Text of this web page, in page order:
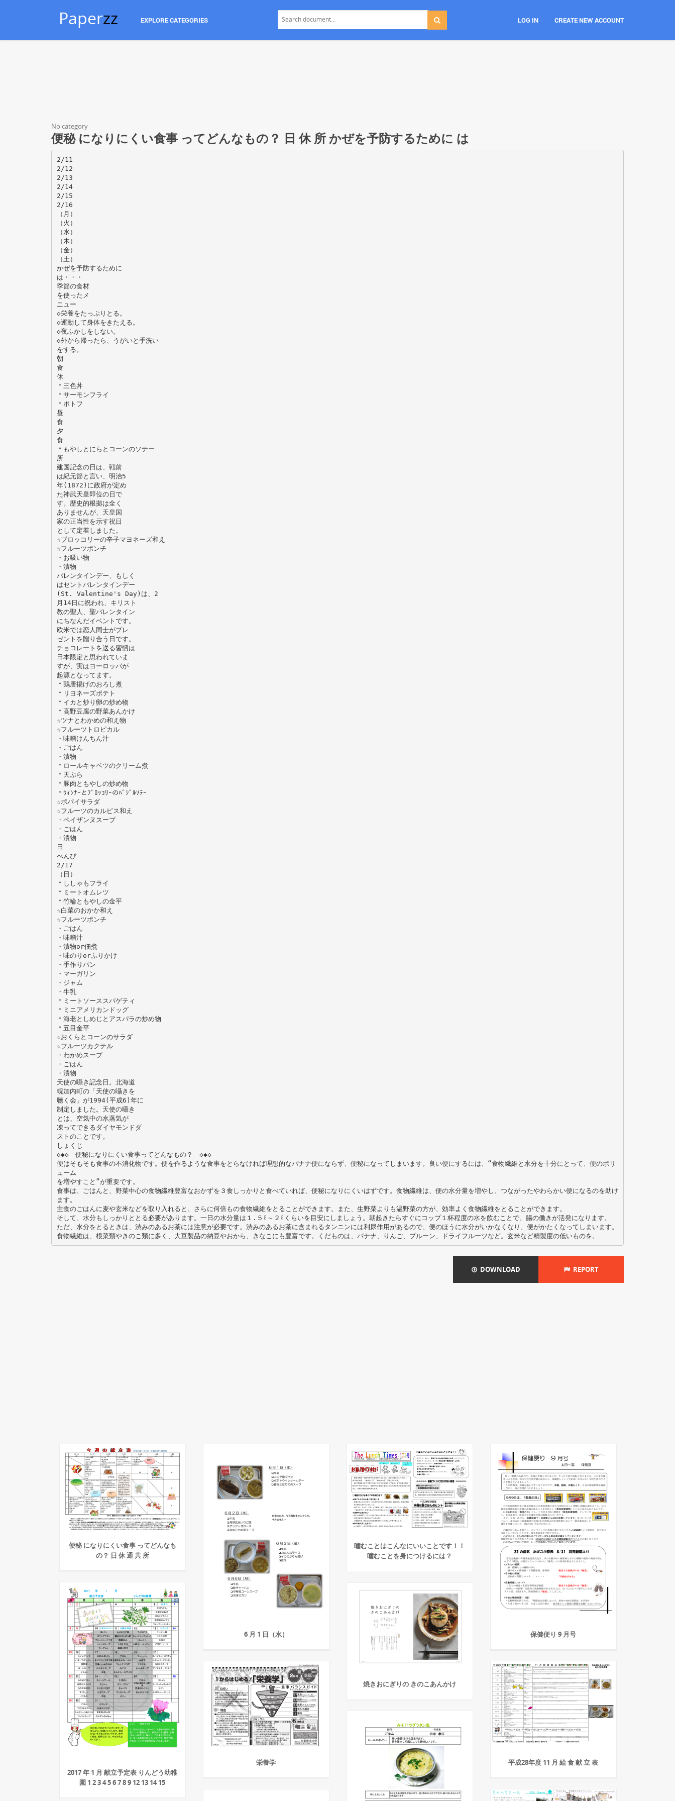
Paperzz EXPLORE CATEGORIES LOG IN CREATE NEW ACCOUNT
No category
便秘 になりにくい食事 ってどんなもの？ 日 休 所 かぜを予防するために は
2/11
2/12
2/13
2/14
2/15
2/16
（月）
（火）
（水）
（木）
（金）
（土）
かぜを予防するために
は・・・
季節の食材
を使ったメ
ニュー
◇栄養をたっぷりとる。
◇運動して身体をきたえる。
◇夜ふかしをしない。
◇外から帰ったら、うがいと手洗い
をする。
朝
食
休
＊三色丼
＊サーモンフライ
＊ポトフ
昼
食
夕
食
＊もやしとにらとコーンのソテー
所
建国記念の日は、戦前
は紀元節と言い、明治5
年(1872)に政府が定め
た神武天皇即位の日で
す。歴史的根拠は全く
ありませんが、天皇国
家の正当性を示す祝日
として定着しました。
☆ブロッコリーの辛子マヨネーズ和え
☆フルーツポンチ
・お吸い物
・漬物
バレンタインデー、もしく
はセントバレンタインデー
(St. Valentine's Day)は、2
月14日に祝われ、キリスト
教の聖人、聖バレンタイン
にちなんだイベントです。
欧米では恋人同士がプレ
ゼントを贈り合う日です。
チョコレートを送る習慣は
日本限定と思われていま
すが、実はヨーロッパが
起源となってます。
＊鶏唐揚げのおろし煮
＊リヨネーズポテト
＊イカと炒り卵の炒め物
＊高野豆腐の野菜あんかけ
☆ツナとわかめの和え物
☆フルーツトロピカル
・味噌けんちん汁
・ごはん
・漬物
＊ロールキャベツのクリーム煮
＊天ぷら
＊豚肉ともやしの炒め物
＊ｳｨﾝﾅｰとﾌﾞﾛｯｺﾘｰのﾊﾞｼﾞﾙｿﾃｰ
☆ポパイサラダ
☆フルーツのカルピス和え
・ペイザンヌスープ
・ごはん
・漬物
日
べんぴ
2/17
（日）
＊ししゃもフライ
＊ミートオムレツ
＊竹輪ともやしの金平
☆白菜のおかか和え
☆フルーツポンチ
・ごはん
・味噌汁
・漬物or佃煮
・味のりorふりかけ
・手作りパン
・マーガリン
・ジャム
・牛乳
＊ミートソーススパゲティ
＊ミニアメリカンドッグ
＊海老としめじとアスパラの炒め物
＊五目金平
☆おくらとコーンのサラダ
☆フルーツカクテル
・わかめスープ
・ごはん
・漬物
天使の囁き記念日。北海道
幌加内町の「天使の囁きを
聴く会」が1994(平成6)年に
制定しました。天使の囁き
とは、空気中の水蒸気が
凍ってできるダイヤモンドダ
ストのことです。
しょくじ
◇◆◇ 便秘になりにくい食事ってどんなもの？ ◇◆◇
便はそもそも食事の不消化物です。便を作るような食事をとらなければ理想的なバナナ便にならず、便秘になってしまいます。良い便にするには、“食物繊維と水分を十分にとって、便のボリ
ューム
を増やすこと”が重要です。
食事は、ごはんと、野菜中心の食物繊維豊富なおかずを３食しっかりと食べていれば、便秘になりにくいはずです。食物繊維は、便の水分量を増やし、つながったやわらかい便になるのを助け
ます。
主食のごはんに麦や玄米などを取り入れると、さらに何倍もの食物繊維をとることができます。また、生野菜よりも温野菜の方が、効率よく食物繊維をとることができます。
そして、水分もしっかりととる必要があります。一日の水分量は１.５ℓ～２ℓくらいを目安にしましょう。朝起きたらすぐにコップ１杯程度の水を飲むことで、腸の働きが活発になります。
ただ、水分をとるときは、渋みのあるお茶には注意が必要です。渋みのあるお茶に含まれるタンニンには利尿作用があるので、便のほうに水分がいかなくなり、便がかたくなってしまいます。
DOWNLOAD REPORT
便秘 になりにくい食事 ってどんなも
の？ 日 休 通 共 所
6 月 1 日（水）
噛むことはこんなにいいことです！！
噛むことを身につけるには？
保健便り 9 月号
2017 年 1 月 献立予定表 りんどう幼稚
園 1 2 3 4 5 6 7 8 9 12 13 14 15
焼きおにぎりの きのこあんかけ
栄養学 平成28年度 11 月 給 食 献 立 表